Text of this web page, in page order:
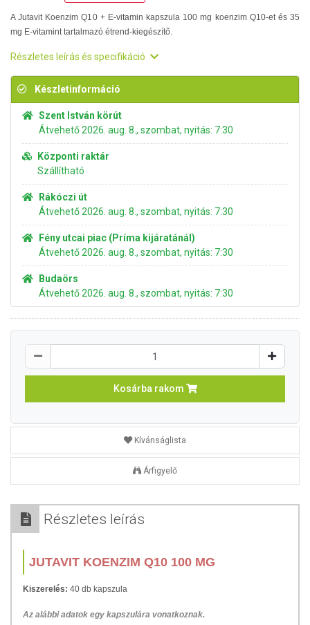
A Jutavit Koenzim Q10 + E-vitamin kapszula 100 mg koenzim Q10-et és 35
mg E-vitamint tartalmazó étrend-kiegészítő.
Részletes leírás és specifikáció
Készletinformáció
Szent István körút
Átvehető 2026. aug. 8., szombat, nyitás: 7:30
Központi raktár
Szállítható
Rákóczi út
Átvehető 2026. aug. 8., szombat, nyitás: 7:30
Fény utcai piac (Príma kijáratánál)
Átvehető 2026. aug. 8., szombat, nyitás: 7:30
Budaörs
Átvehető 2026. aug. 8., szombat, nyitás: 7:30
Kosárba rakom
Kívánságlista
Árfigyelő
Részletes leírás
JUTAVIT KOENZIM Q10 100 MG
Kiszerelés: 40 db kapszula
Az alábbi adatok egy kapszulára vonatkoznak.